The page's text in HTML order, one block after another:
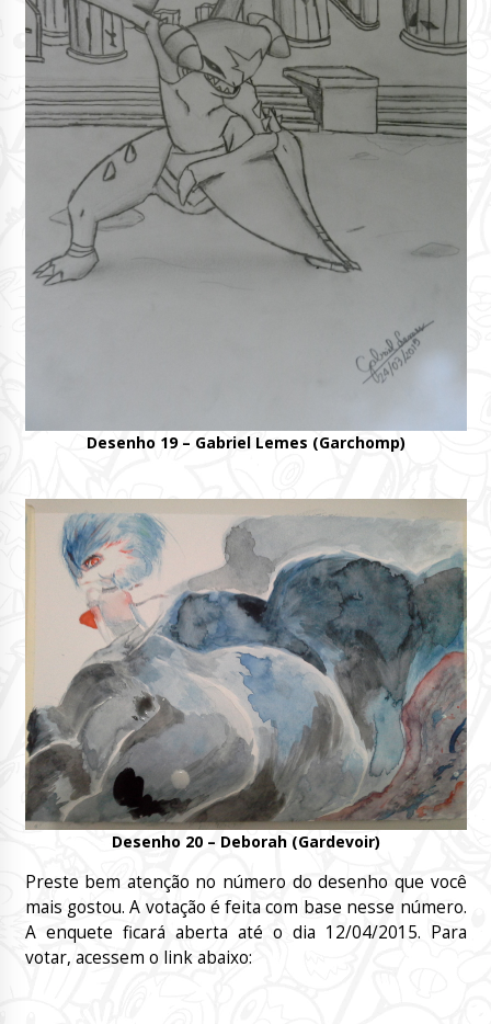
Desenho 19 – Gabriel Lemes (Garchomp)
Desenho 20 – Deborah (Gardevoir)
Preste bem atenção no número do desenho que você
mais gostou. A votação é feita com base nesse número.
A enquete ficará aberta até o dia 12/04/2015. Para
votar, acessem o link abaixo: